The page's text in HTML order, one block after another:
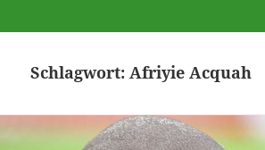
Schlagwort:Afriyie Acquah